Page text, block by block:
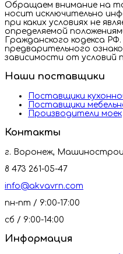
Обращаем внимание на
носит исключительно
при каких условиях не
определяемой
Гражданского кодекса
предварительного
зависимости от условий
Наши поставщики
Поставщики
Поставщики
Производители моек
Контакты
г. Воронеж,
8 473 261-05-47
info@akvavrn.com
пн-пт / 9:00-17:00
сб / 9:00-14:00
Информация